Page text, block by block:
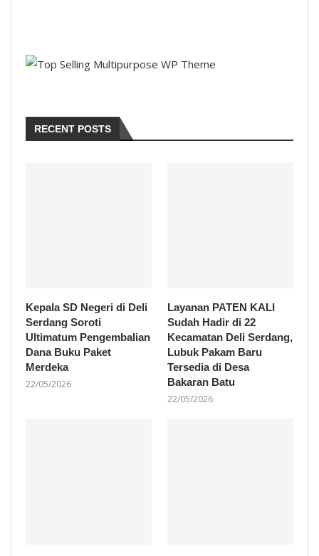
RECENT POSTS
Kepala SD Negeri di Deli
Serdang Soroti
Ultimatum Pengembalian
Dana Buku Paket
Merdeka
22/05/2026
Layanan PATEN KALI
Sudah Hadir di 22
Kecamatan Deli Serdang,
Lubuk Pakam Baru
Tersedia di Desa
Bakaran Batu
22/05/2026